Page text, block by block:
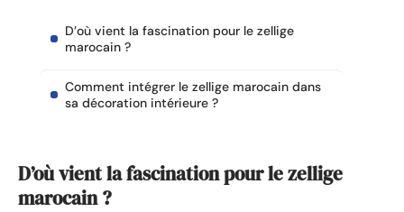
D’où vient la fascination pour le zellige
marocain ?
Comment intégrer le zellige marocain dans
sa décoration intérieure ?
D’où vient la fascination pour le zellige
marocain ?